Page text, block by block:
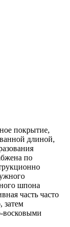
покрытие,
длиной,
по
шпона
часть часто
затем
восковыми